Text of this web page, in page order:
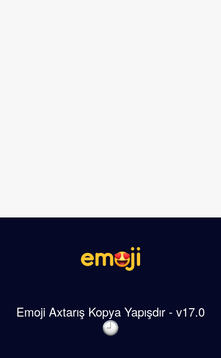
Emoji Axtarış Kopya Yapışdır - v17.0